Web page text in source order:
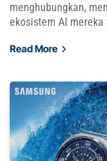
menghubungkan,
ekosistem AI mereka
Read More